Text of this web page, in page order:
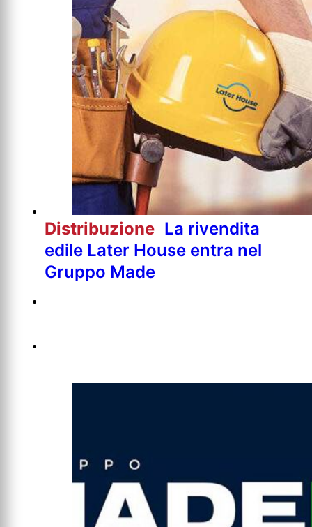
Distribuzione La rivendita
edile Later House entra nel
Gruppo Made